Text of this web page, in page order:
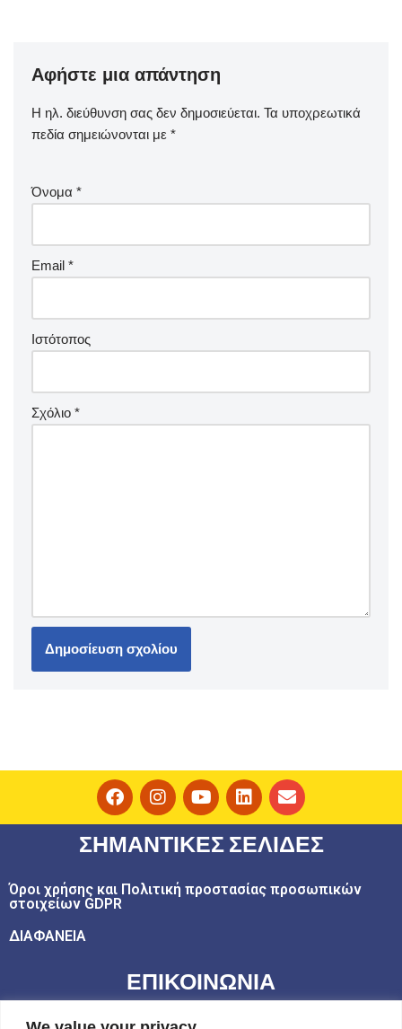
Αφήστε μια απάντηση
Η ηλ. διεύθυνση σας δεν δημοσιεύεται. Τα υποχρεωτικά
πεδία σημειώνονται με *
Όνομα *
Email *
Ιστότοπος
Σχόλιο *
ΣΗΜΑΝΤΙΚΕΣ ΣΕΛΙΔΕΣ
Όροι χρήσης και Πολιτική προστασίας προσωπικών
στοιχείων GDPR
ΔΙΑΦΑΝΕΙΑ
ΕΠΙΚΟΙΝΩΝΙΑ